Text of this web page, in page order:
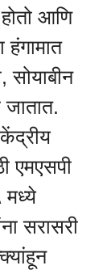
आणि
हंगामात
सोयाबीन
एमएसपी
मध्ये
सरासरी